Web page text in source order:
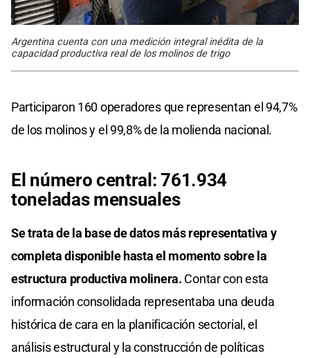
Argentina cuenta con una medición integral inédita de la
capacidad productiva real de los molinos de trigo
Participaron 160 operadores que representan el 94,7%
de los molinos y el 99,8% de la molienda nacional.
El número central: 761.934
toneladas mensuales
Se trata de la base de datos más representativa y
completa disponible hasta el momento sobre la
estructura productiva molinera. Contar con esta
información consolidada representaba una deuda
histórica de cara en la planificación sectorial, el
análisis estructural y la construcción de políticas